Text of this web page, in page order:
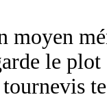
moyen
le